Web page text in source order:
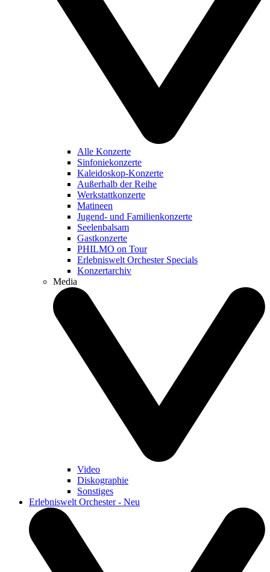
Alle Konzerte
Sinfoniekonzerte
Kaleidoskop-Konzerte
Außerhalb der Reihe
Werkstattkonzerte
Matineen
Jugend- und Familienkonzerte
Seelenbalsam
Gastkonzerte
PHILMO on Tour
Erlebniswelt Orchester Specials
Konzertarchiv
Media
Video
Diskographie
Sonstiges
Erlebniswelt Orchester - Neu